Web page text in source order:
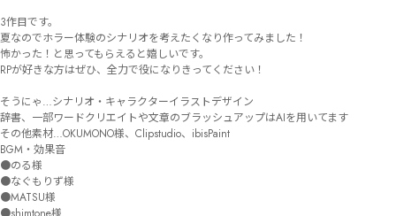
3作目です。
夏なのでホラー体験のシナリオを考えたくなり作ってみました！
怖かった！と思ってもらえると嬉しいです。
RPが好きな方はぜひ、全力で役になりきってください！
そうにゃ…シナリオ・キャラクターイラストデザイン
辞書、一部ワードクリエイトや文章のブラッシュアップはAIを用いてます
その他素材…OKUMONO様、Clipstudio、ibisPaint
BGM・効果音
●のる様
●なぐもりず様
●MATSU様